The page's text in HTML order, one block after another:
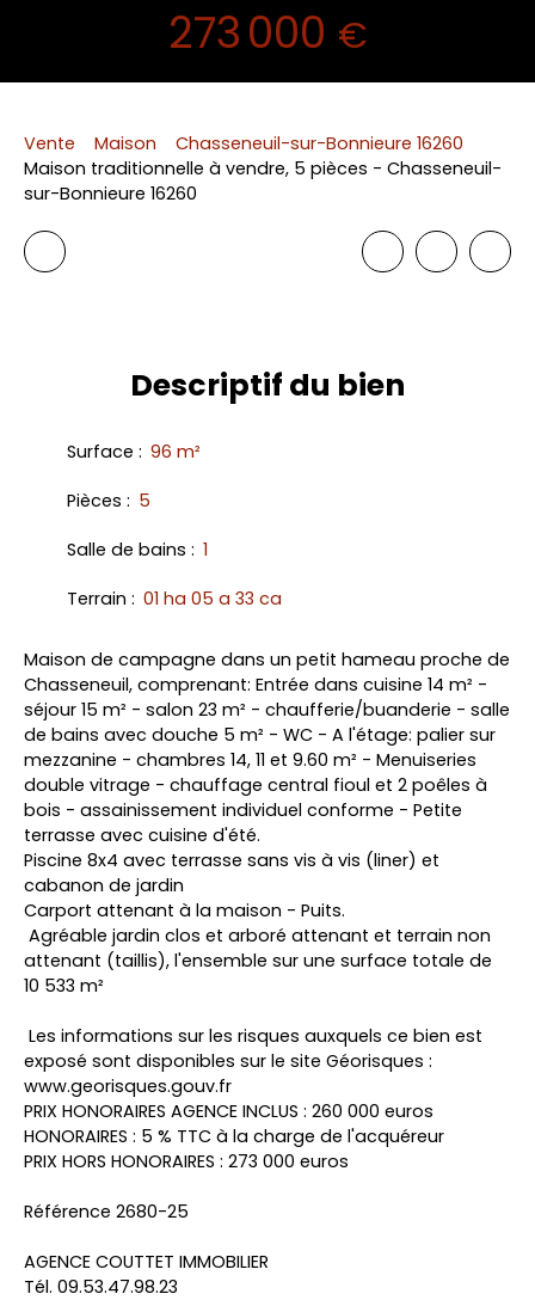
273 000 €
Vente Maison
Chasseneuil-sur-Bonnieure 16260
Maison traditionnelle à vendre, 5 pièces - Chasseneuil-
sur-Bonnieure 16260
Descriptif du bien
Surface : 96 m²
Pièces : 5
Salle de bains : 1
Terrain : 01 ha 05 a 33 ca
Maison de campagne dans un petit hameau proche de
Chasseneuil, comprenant: Entrée dans cuisine 14 m² -
séjour 15 m² - salon 23 m² - chaufferie/buanderie - salle
de bains avec douche 5 m² - WC - A l'étage: palier sur
mezzanine - chambres 14, 11 et 9.60 m² - Menuiseries
double vitrage - chauffage central fioul et 2 poêles à
bois - assainissement individuel conforme - Petite
terrasse avec cuisine d'été.
Piscine 8x4 avec terrasse sans vis à vis (liner) et
cabanon de jardin
Carport attenant à la maison - Puits.
Agréable jardin clos et arboré attenant et terrain non
attenant (taillis), l'ensemble sur une surface totale de
10 533 m²
Les informations sur les risques auxquels ce bien est
exposé sont disponibles sur le site Géorisques :
www.georisques.gouv.fr
PRIX HONORAIRES AGENCE INCLUS : 260 000 euros
HONORAIRES : 5 % TTC à la charge de l'acquéreur
PRIX HORS HONORAIRES : 273 000 euros
Référence 2680-25
AGENCE COUTTET IMMOBILIER
Tél. 09.53.47.98.23